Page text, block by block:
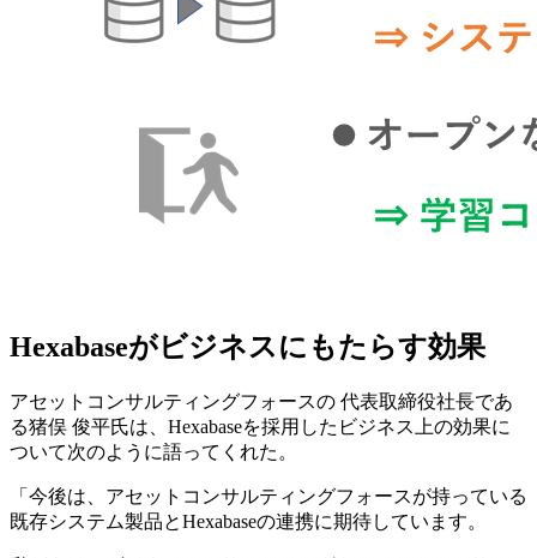
Hexabaseがビジネスにもたらす効果
アセットコンサルティングフォースの 代表取締役社長であ
る猪俣 俊平氏は、Hexabaseを採用したビジネス上の効果に
ついて次のように語ってくれた。
「今後は、アセットコンサルティングフォースが持っている
既存システム製品とHexabaseの連携に期待しています。